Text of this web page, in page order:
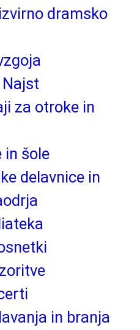
dramsko
za otroke in
in šole
delavnice in
in branja